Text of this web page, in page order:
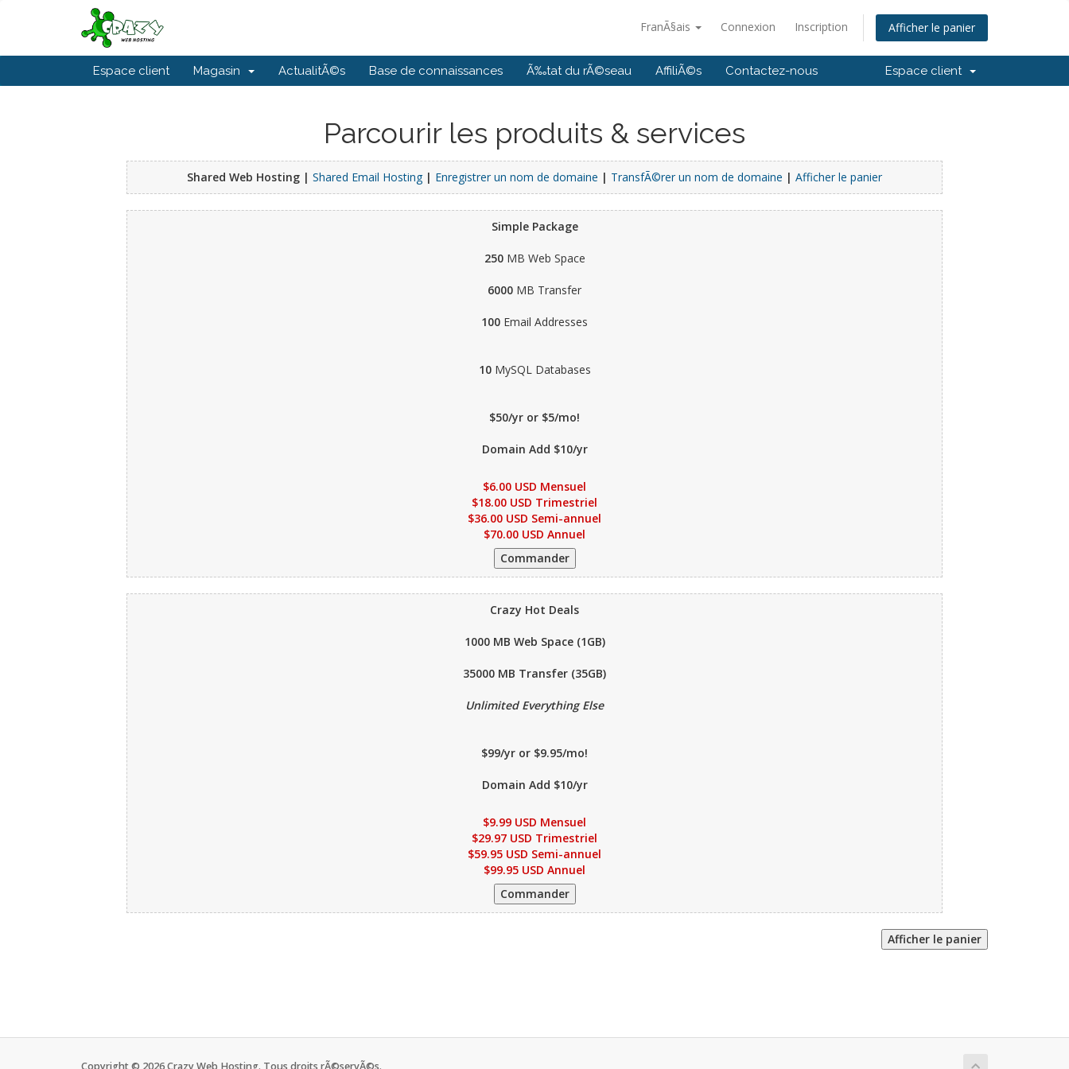
FranÃ§ais Connexion Inscription Afficher le panier
Espace client Magasin ActualitÃ©s Base de connaissances Ã‰tat du rÃ©seau AffiliÃ©s Contactez-nous Espace client
Parcourir les produits & services
Shared Web Hosting | Shared Email Hosting| Enregistrer un nom de domaine | TransfÃ©rer un nom de domaine | Afficher le panier
Simple Package
250MB Web Space
6000 MB Transfer
100 Email Addresses
10MySQL Databases
$50/yr or $5/mo!
Domain Add $10/yr
$6.00 USD Mensuel
$18.00 USD Trimestriel
$36.00 USD Semi-annuel
$70.00 USD Annuel
Crazy Hot Deals
1000 MB Web Space (1GB)
35000 MB Transfer (35GB)
Unlimited Everything Else
$99/yr or $9.95/mo!
Domain Add $10/yr
$9.99 USD Mensuel
$29.97 USD Trimestriel
$59.95 USD Semi-annuel
$99.95 USD Annuel
Copyright © 2026 Crazy Web Hosting. Tous droits rÃ©servÃ©s.